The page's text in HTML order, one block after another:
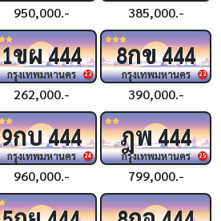
950,000.- 385,000.-
23
1ขผ444
กรุงเทพมหานคร
262,000.-
23
8กข444
กรุงเทพมหานคร
390,000.-
24
9กบ444
กรุงเทพมหานคร
960,000.-
25
ฎพ444
กรุงเทพมหานคร
799,000.-